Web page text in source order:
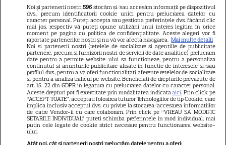
2026. Report de peste 9
milioane de euro la 6/49,
categoria I
Cum coci vinetele la bloc, fără
să umpli casa de fum
Noi și partenerii noștri596 stocăm și/sau accesăm informații pe dispozitivul
dvs., precum identificatorii cookie unici pentru prelucrarea datelor cu
caracter personal. Puteți accepta sau gestiona preferințele dvs. făcând clic
mai jos, respectiv vă puteți opune utilizării unui interes legitim în orice
moment pe pagina cu politica de confidențialitate. Aceste alegeri vor fi
raportate partenerilor noștri și nu vă vor afecta navigarea. Mai multe detalii
Noi si partenerii nostri (retelele de socializare si agentiile de publicitate
partenere, precum si furnizorii nostri de servicii de date analitice) prelucram
date pentru a permite website-ului sa functioneze, pentru a personaliza
continutul si anunturile publicitare afisate in functie de interesele si/sau
profilul dvs., pentru a va oferi functionalitati aferente retelelor de socializare
si pentru a analiza traficul pe website. Beneficiati de drepturile prevazute de
art. 15-22 din GDPR in legatura cu prelucrarea datelor cu caracter personal.
Aceste drepturi pot fi exercitate prin modalitatea indicataaici. Prin click pe
“ACCEPT TOATE”, acceptati folosirea tuturor Tehnologiilor de tip Cookie, care
implica inclusiv acceptul dvs. cu privire la stocarea/accesarea informatiilor
de catre Vendor-ii cu care colaboram. Prin click pe “VREAU SA MODIFIC
SETARILE INDIVIDUAL” puteti schimba preferintele in mod individual, mai
putin cele legate de cookie strict necesare pentru functionarea website-
ului.
Atât noi, cât și partenerii noștri prelucrăm datele pentru a oferi: